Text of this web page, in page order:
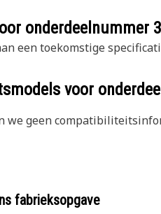
onderdeelnummer
een toekomstige
voor
we geen
fabrieksopgave